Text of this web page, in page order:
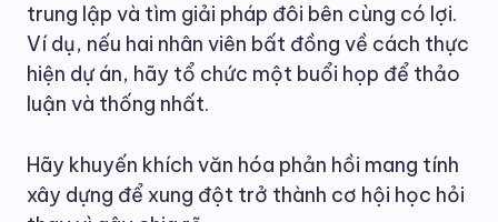
trung lập và tìm giải pháp đôi bên cùng có lợi.
Ví dụ, nếu hai nhân viên bất đồng về cách thực
hiện dự án, hãy tổ chức một buổi họp để thảo
luận và thống nhất.
Hãy khuyến khích văn hóa phản hồi mang tính
xây dựng để xung đột trở thành cơ hội học hỏi